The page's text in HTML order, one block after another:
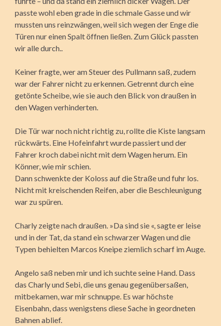
passte wohl eben grade in die schmale Gasse und wir
mussten uns reinzwängen, weil sich wegen der Enge die
Türen nur einen Spalt öffnen ließen. Zum Glück passten
wir alle durch..
Keiner fragte, wer am Steuer des Pullmann saß, zudem
war der Fahrer nicht zu erkennen. Getrennt durch eine
getönte Scheibe, wie sie auch den Blick von draußen in
den Wagen verhinderten.
Die Tür war noch nicht richtig zu, rollte die Kiste langsam
rückwärts. Eine Hofeinfahrt wurde passiert und der
Fahrer kroch dabei nicht mit dem Wagen herum. Ein
Könner, wie mir schien.
Dann schwenkte der Koloss auf die Straße und fuhr los.
Nicht mit kreischenden Reifen, aber die Beschleunigung
war zu spüren.
Charly zeigte nach draußen. »Da sind sie «, sagte er leise
und in der Tat, da stand ein schwarzer Wagen und die
Typen behielten Marcos Kneipe ziemlich scharf im Auge.
Angelo saß neben mir und ich suchte seine Hand. Dass
das Charly und Sebi, die uns genau gegenübersaßen,
mitbekamen, war mir schnuppe. Es war höchste
Eisenbahn, dass wenigstens diese Sache in geordneten
Bahnen ablief.